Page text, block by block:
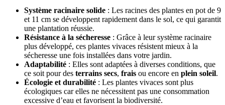
Système racinaire solide : Les racines des plantes en pot de 9
et 11 cm se développent rapidement dans le sol, ce qui garantit
une plantation réussie.
Résistance à la sécheresse : Grâce à leur système racinaire
plus développé, ces plantes vivaces résistent mieux à la
sécheresse une fois installées dans votre jardin.
Adaptabilité : Elles sont adaptées à diverses conditions, que
ce soit pour des terrains secs, frais ou encore en plein soleil.
Écologie et durabilité : Les plantes vivaces sont plus
écologiques car elles ne nécessitent pas une consommation
excessive d’eau et favorisent la biodiversité.